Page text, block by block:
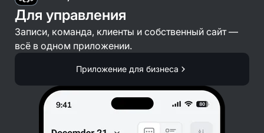
Для управления
Записи, команда, клиенты и собственный сайт —
всё в одном приложении.
Приложение для бизнеса